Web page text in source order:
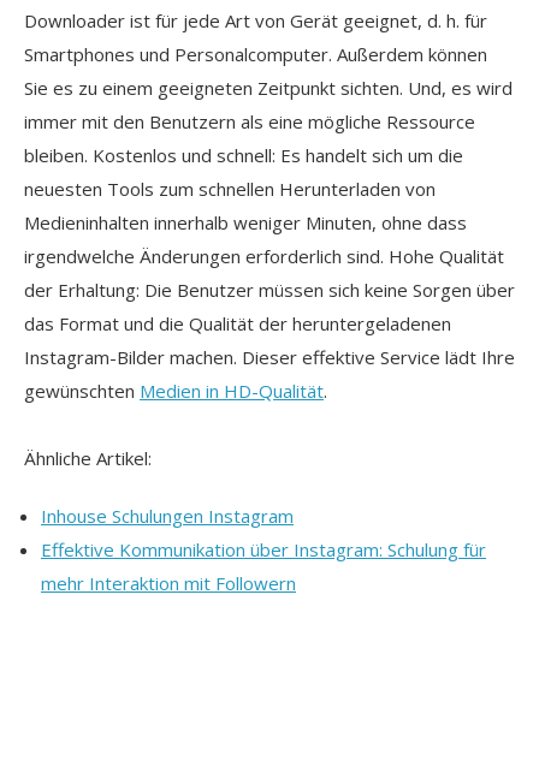
Downloader ist für jede Art von Gerät geeignet, d. h. für
Smartphones und Personalcomputer. Außerdem können
Sie es zu einem geeigneten Zeitpunkt sichten. Und, es wird
immer mit den Benutzern als eine mögliche Ressource
bleiben. Kostenlos und schnell: Es handelt sich um die
neuesten Tools zum schnellen Herunterladen von
Medieninhalten innerhalb weniger Minuten, ohne dass
irgendwelche Änderungen erforderlich sind. Hohe Qualität
der Erhaltung: Die Benutzer müssen sich keine Sorgen über
das Format und die Qualität der heruntergeladenen
Instagram-Bilder machen. Dieser effektive Service lädt Ihre
gewünschten Medien in HD-Qualität.
Ähnliche Artikel:
Inhouse Schulungen Instagram
Effektive Kommunikation über Instagram: Schulung für
mehr Interaktion mit Followern